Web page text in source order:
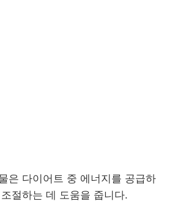
은 다이어트 중 에너지를 공급하
절하는 데 도움을 줍니다.